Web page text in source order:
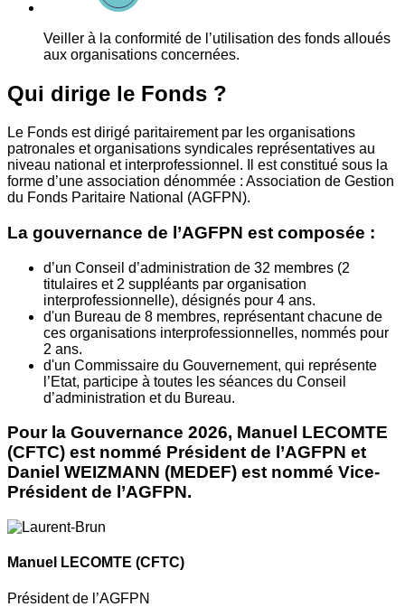
Veiller à la conformité de l’utilisation des fonds alloués
aux organisations concernées.
Qui dirige le Fonds ?
Le Fonds est dirigé paritairement par les organisations
patronales et organisations syndicales représentatives au
niveau national et interprofessionnel. Il est constitué sous la
forme d’une association dénommée : Association de Gestion
du Fonds Paritaire National (AGFPN).
La gouvernance de l’AGFPN est composée :
d’un Conseil d’administration de 32 membres (2
titulaires et 2 suppléants par organisation
interprofessionnelle), désignés pour 4 ans.
d'un Bureau de 8 membres, représentant chacune de
ces organisations interprofessionnelles, nommés pour
2 ans.
d'un Commissaire du Gouvernement, qui représente
l’Etat, participe à toutes les séances du Conseil
d’administration et du Bureau.
Pour la Gouvernance 2026, Manuel LECOMTE
(CFTC) est nommé Président de l’AGFPN et
Daniel WEIZMANN (MEDEF) est nommé Vice-
Président de l’AGFPN.
Manuel LECOMTE (CFTC)
Président de l’AGFPN